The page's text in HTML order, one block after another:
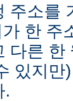
주소를
한 주
다른 한
있지
.